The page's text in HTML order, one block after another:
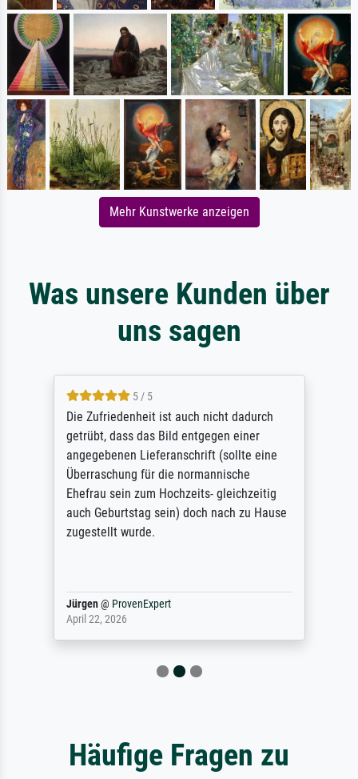
Mehr Kunstwerke anzeigen
Was unsere Kunden über
uns sagen
5 / 5
Die Zufriedenheit ist auch nicht dadurch
getrübt, dass das Bild entgegen einer
angegebenen Lieferanschrift (sollte eine
Überraschung für die normannische
Ehefrau sein zum Hochzeits- gleichzeitig
auch Geburtstag sein) doch nach zu Hause
zugestellt wurde.
Jürgen@ ProvenExpert
April 22, 2026
Häufige Fragen zu